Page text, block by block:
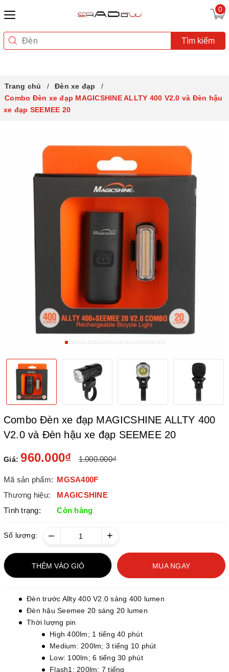
0
Tìm kiếm
Trang chủ
Đèn xe đạp
Combo Đèn xe đạp MAGICSHINE ALLTY 400 V2.0 và Đèn hậu
xe đạp SEEMEE 20
Combo Đèn xe đạp MAGICSHINE ALLTY 400
V2.0 và Đèn hậu xe đạp SEEMEE 20
Giá: 960.000₫ 1.000.000₫
Mã sản phẩm: MGSA400F
Thương hiệu:
MAGICSHINE
Tình trạng:
Còn hàng
Số lượng: – +
THÊM VÀO GIỎ MUA NGAY
Đèn trước Allty 400 V2.0 sáng 400 lumen
Đèn hậu Seemee 20 sáng 20 lumen
Thời lượng pin
High 400lm; 1 tiếng 40 phút
Medium: 200lm; 3 tiếng 10 phút
Low: 100lm; 6 tiếng 30 phút
Flash1: 200lm; 7 tiếng